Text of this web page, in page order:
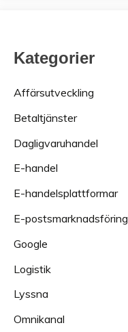
Kategorier
Affärsutveckling
Betaltjänster
Dagligvaruhandel
E-handel
E-handelsplattformar
E-postsmarknadsföring
Google
Logistik
Lyssna
Omnikanal